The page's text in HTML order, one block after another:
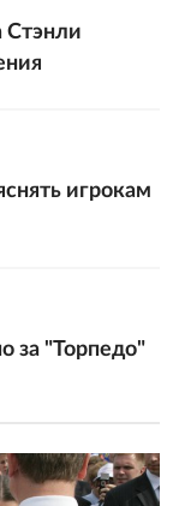
Стэнли
игрокам
за "Торпедо"